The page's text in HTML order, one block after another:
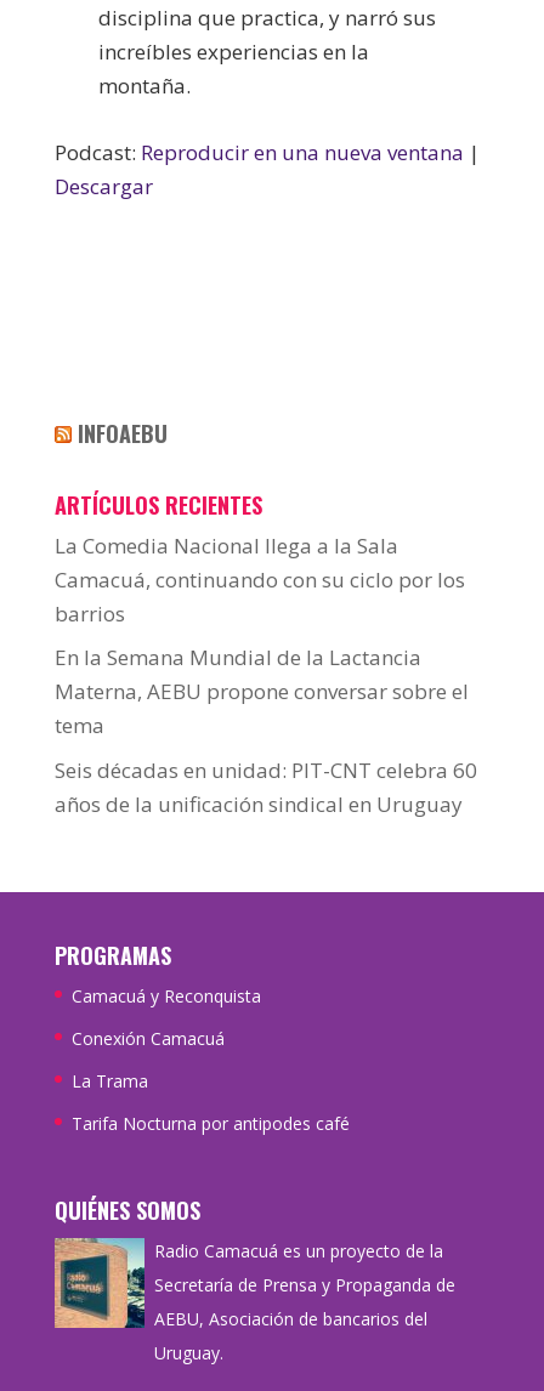
disciplina que practica, y narró sus
increíbles experiencias en la
montaña.
Podcast: Reproducir en una nueva ventana |
Descargar
INFOAEBU
ARTÍCULOS RECIENTES
La Comedia Nacional llega a la Sala
Camacuá, continuando con su ciclo por los
barrios
En la Semana Mundial de la Lactancia
Materna, AEBU propone conversar sobre el
tema
Seis décadas en unidad: PIT-CNT celebra 60
años de la unificación sindical en Uruguay
PROGRAMAS
Camacuá y Reconquista
Conexión Camacuá
La Trama
Tarifa Nocturna por antipodes café
QUIÉNES SOMOS
Radio Camacuá es un proyecto de la
Secretaría de Prensa y Propaganda de
AEBU, Asociación de bancarios del
Uruguay.